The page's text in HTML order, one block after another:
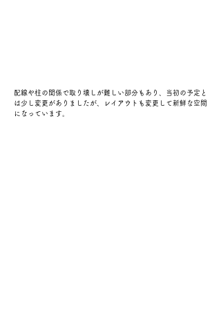
配線や柱の関係で取り壊しが難しい部分もあり、当初の予定と
は少し変更がありましたが、レイアウトも変更して新鮮な空間
になっています。